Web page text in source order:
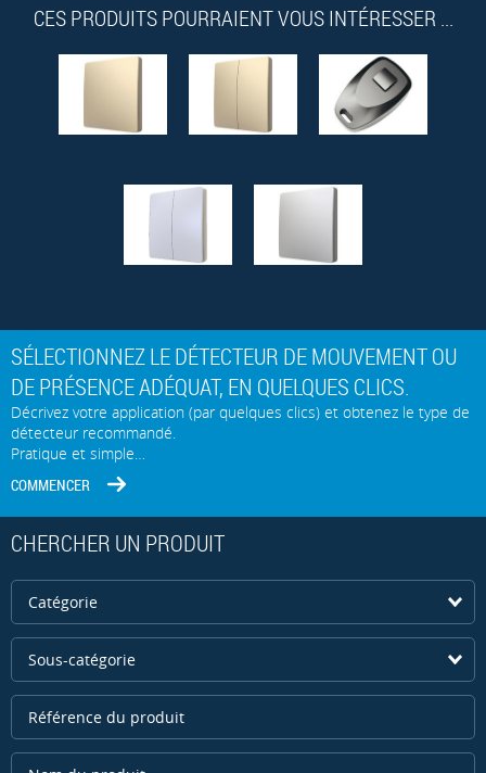
CES PRODUITS POURRAIENT VOUS INTÉRESSER ...
SÉLECTIONNEZ LE DÉTECTEUR DE MOUVEMENT OU
DE PRÉSENCE ADÉQUAT, EN QUELQUES CLICS.
Décrivez votre application (par quelques clics) et obtenez le type de
détecteur recommandé.
Pratique et simple…
COMMENCER
CHERCHER UN PRODUIT
Catégorie
Sous-catégorie